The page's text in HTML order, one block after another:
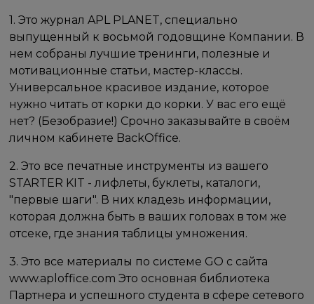
1. Это журнал APL PLANET, специально
выпущенный к восьмой годовщине Компании. В
нем собраны лучшие тренинги, полезные и
мотивационные статьи, мастер-классы.
Универсальное красивое издание, которое
нужно читать от корки до корки. У вас его ещё
нет? (Безобразие!) Срочно заказывайте в своём
личном кабинете BackOffice.
2. Это все печатные инструменты из вашего
STARTER KIT - лифлеты, буклеты, каталоги,
"первые шаги". В них кладезь информации,
которая должна быть в ваших головах в том же
отсеке, где знания таблицы умножения.
3. Это все материалы по системе GO с сайта
www.aploffice.com Это основная библиотека
Партнера и успешного студента в сфере сетевого